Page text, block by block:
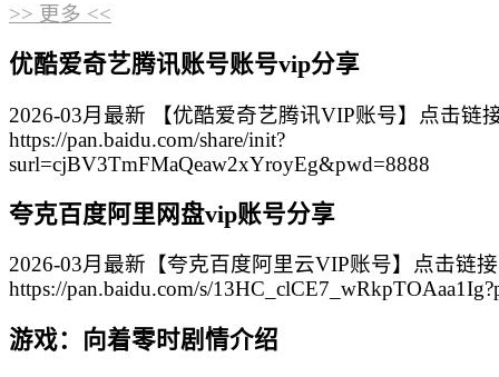
>> 更多 <<
优酷爱奇艺腾讯账号账号vip分享
2026-03月最新 【优酷爱奇艺腾讯VIP账号】点击链
https://pan.baidu.com/share/init?
surl=cjBV3TmFMaQeaw2xYroyEg&pwd=8888
夸克百度阿里网盘vip账号分享
2026-03月最新【夸克百度阿里云VIP账号】点击链
https://pan.baidu.com/s/
游戏：向着零时剧情介绍